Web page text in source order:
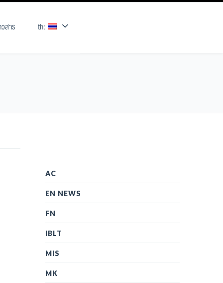
สาร th:
AC
EN NEWS
FN
IBLT
MIS
MK